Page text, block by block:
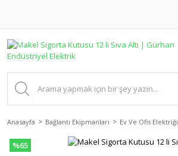
Anasayfa Bağlantı Ekipmanları Ev Ve Ofis Elektriği
%65